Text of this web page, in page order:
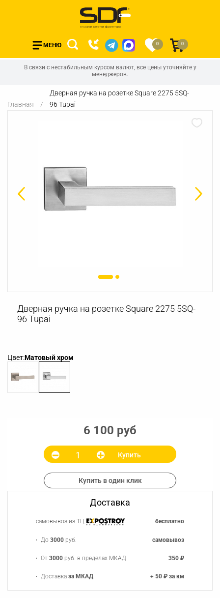
МЕНЮ 0 0
В связи с нестабильным курсом валют, все цены уточняйте у
менеджеров.
Главная
Дверная ручка на розетке Square 2275 5SQ-
96 Tupai
Дверная ручка на розетке Square 2275 5SQ-
96 Tupai
Цвет:Матовый хром
6 100 руб
Купить
Купить в один клик
Доставка
самовывоз из ТЦ бесплатно
До3000 руб. самовывоз
От3000 руб. в пределах МКАД 350 ₽
Доставказа МКАД + 50 ₽ за км